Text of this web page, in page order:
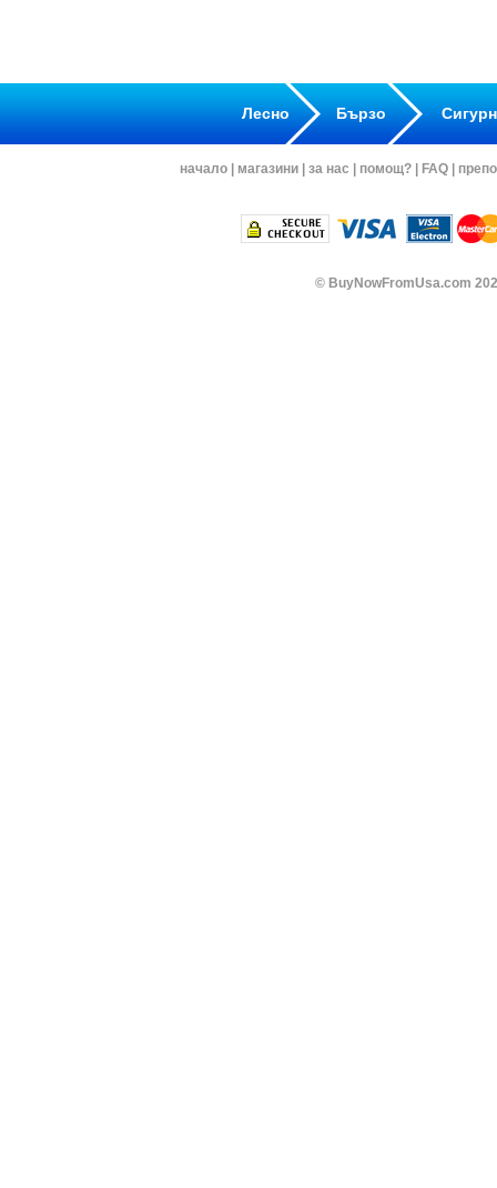
Лесно Бързо
начало магазини за нас помощ? FAQ
© BuyNowFromUsa.com